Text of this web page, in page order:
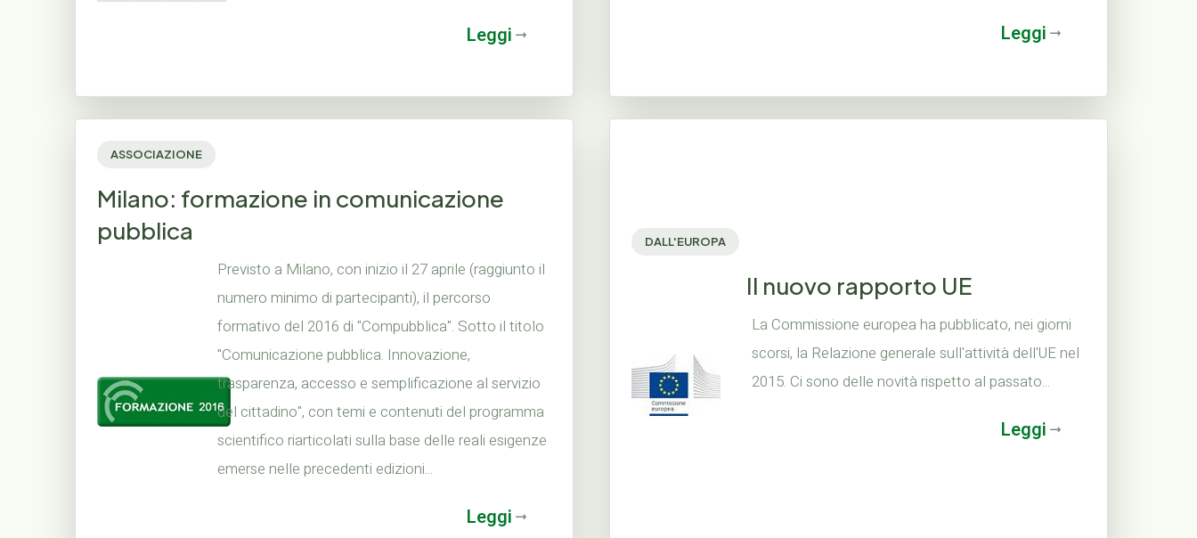
Leggi Leggi
ASSOCIAZIONE
Milano: formazione in comunicazione
pubblica
Previsto a Milano, con inizio il 27 aprile (raggiunto il
numero minimo di partecipanti), il percorso
formativo del 2016 di "Compubblica". Sotto il titolo
"Comunicazione pubblica. Innovazione,
trasparenza, accesso e semplificazione al servizio
del cittadino", con temi e contenuti del programma
scientifico riarticolati sulla base delle reali esigenze
emerse nelle precedenti edizioni...
Leggi
DALL'EUROPA
Il nuovo rapporto UE
La Commissione europea ha pubblicato, nei giorni
scorsi, la Relazione generale sull'attività dell'UE nel
2015. Ci sono delle novità rispetto al passato...
Leggi